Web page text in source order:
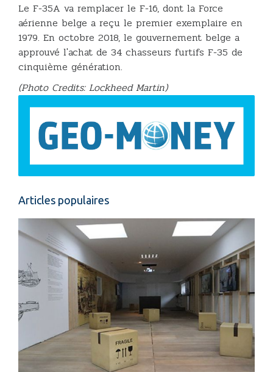
Le F-35A va remplacer le F-16, dont la Force
aérienne belge a reçu le premier exemplaire en
1979. En octobre 2018, le gouvernement belge a
approuvé l'achat de 34 chasseurs furtifs F-35 de
cinquième génération.
(Photo Credits: Lockheed Martin)
Articles populaires